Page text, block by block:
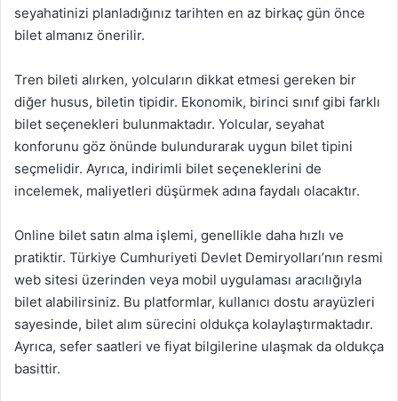
seyahatinizi planladığınız tarihten en az birkaç gün önce
bilet almanız önerilir.
Tren bileti alırken, yolcuların dikkat etmesi gereken bir
diğer husus, biletin tipidir. Ekonomik, birinci sınıf gibi farklı
bilet seçenekleri bulunmaktadır. Yolcular, seyahat
konforunu göz önünde bulundurarak uygun bilet tipini
seçmelidir. Ayrıca, indirimli bilet seçeneklerini de
incelemek, maliyetleri düşürmek adına faydalı olacaktır.
Online bilet satın alma işlemi, genellikle daha hızlı ve
pratiktir. Türkiye Cumhuriyeti Devlet Demiryolları’nın resmi
web sitesi üzerinden veya mobil uygulaması aracılığıyla
bilet alabilirsiniz. Bu platformlar, kullanıcı dostu arayüzleri
sayesinde, bilet alım sürecini oldukça kolaylaştırmaktadır.
Ayrıca, sefer saatleri ve fiyat bilgilerine ulaşmak da oldukça
basittir.